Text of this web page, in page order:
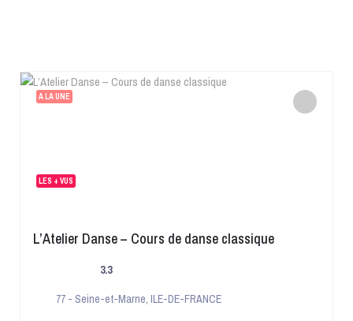
A LA UNE
LES + VUS
L’Atelier Danse – Cours de danse classique
3.3
77 - Seine-et-Marne, ILE-DE-FRANCE